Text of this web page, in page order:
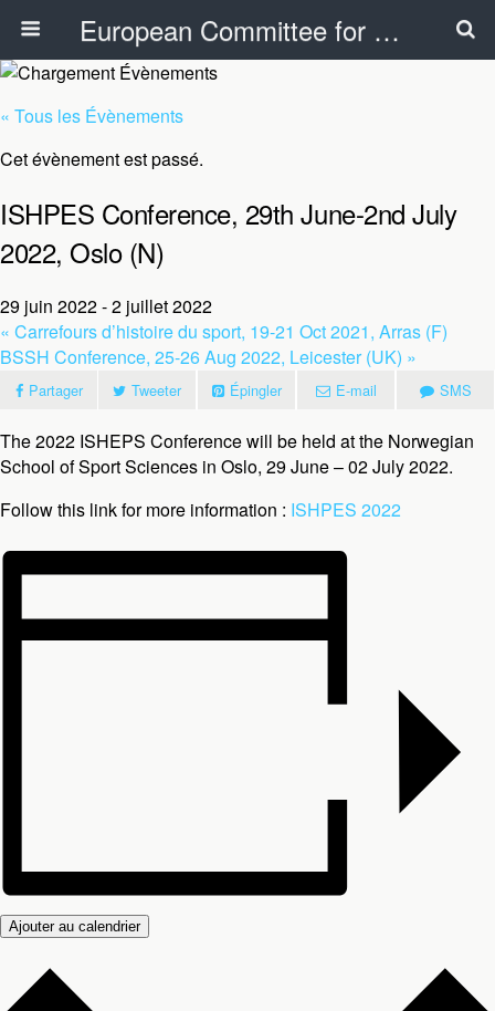
European Committee for Sports History
« Tous les Évènements
Cet évènement est passé.
ISHPES Conference, 29th June-2nd July
2022, Oslo (N)
29 juin 2022-2 juillet 2022
« Carrefours d’histoire du sport, 19-21 Oct 2021, Arras (F)
BSSH Conference, 25-26 Aug 2022, Leicester (UK) »
Partager Tweeter Épingler E-mail SMS
The 2022 ISHEPS Conference will be held at the Norwegian
School of Sport Sciences in Oslo, 29 June – 02 July 2022.
Follow this link for more information : ISHPES 2022
Ajouter au calendrier